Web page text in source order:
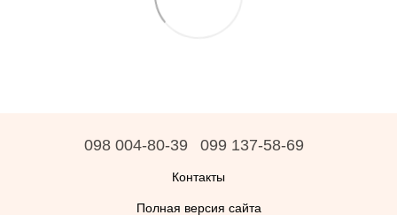
098 004-80-39 099 137-58-69
Контакты
Полная версия сайта